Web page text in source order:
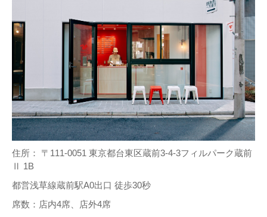
住所： 〒111-0051 東京都台東区蔵前3-4-3フィルパーク蔵前
Ⅱ 1B
都営浅草線蔵前駅A0出口 徒歩30秒
席数：店内4席、店外4席